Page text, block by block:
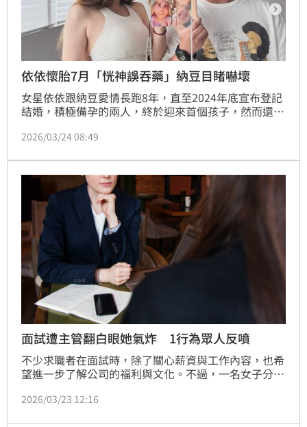
依依懷胎7月「恍神誤吞藥」納豆目睹嚇壞
女星依依跟納豆愛情長跑8年，直至2024年底宣布登記
結婚，積極備孕的兩人，終於迎來首個孩子，然而還有
險過程，當下納豆也被嚇壞。蔡佩伶報導
2026/03/24 08:49
面試遭主管翻白眼她氣炸 1行為眾人反噴
不少求職者在面試時，除了關心薪資與工作內容，也希
望進一步了解公司的福利與文化。不過，一名女子分享
短短10分鐘就決定離開，貼文曝光後，掀起熱議。
2026/03/23 12:16